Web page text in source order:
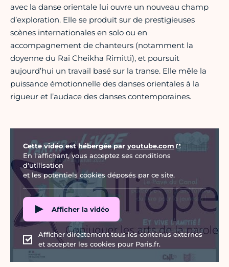
avec la danse orientale lui ouvre un nouveau champ
d’exploration. Elle se produit sur de prestigieuses
scènes internationales en solo ou en
accompagnement de chanteurs (notamment la
doyenne du Raï Cheikha Rimitti), et poursuit
aujourd’hui un travail basé sur la transe. Elle mêle la
puissance émotionnelle des danses orientales à la
rigueur et l’audace des danses contemporaines.
Cette vidéo est hébergée par youtube.com
En l'affichant, vous acceptez ses conditions
d'utilisation
et les potentiels cookies déposés par ce site.
Afficher la vidéo
Afficher directement tous les contenus externes
et accepter les cookies pour Paris.fr.